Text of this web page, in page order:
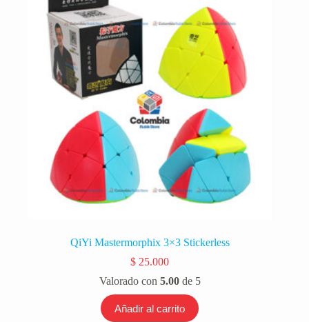
QiYi Mastermorphix 3×3 Stickerless
$ 25.000
Valorado con 5.00de 5
Añadir al carrito